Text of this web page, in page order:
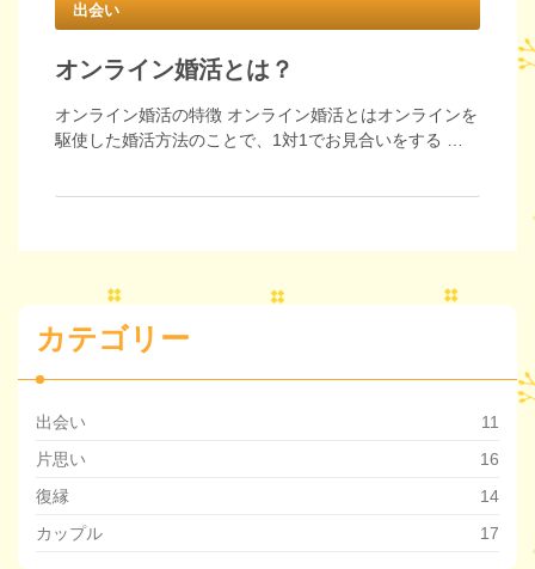
出会い
オンライン婚活とは？
オンライン婚活の特徴 オンライン婚活とはオンラインを
駆使した婚活方法のことで、1対1でお見合いをする …
カテゴリー
出会い
11
片思い
16
復縁
14
カップル
17